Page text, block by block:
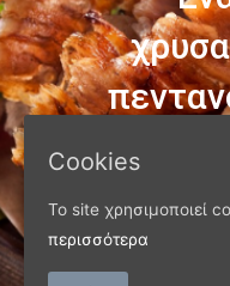
ΠΑΝΩ
Cookies
Το site χρησιμοποιεί
περισσότερα